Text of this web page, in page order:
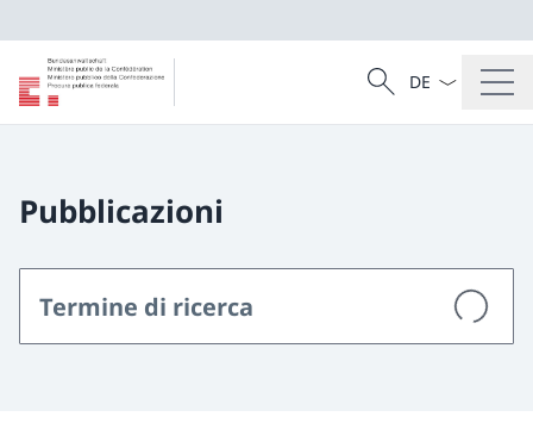
Cercare
Ricerca
Dal menu a
Pubblicazioni